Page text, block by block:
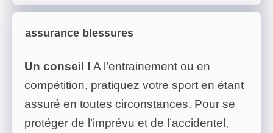
assurance blessures
Un conseil ! A l’entrainement ou en
compétition, pratiquez votre sport en étant
assuré en toutes circonstances. Pour se
protéger de l’imprévu et de l’accidentel,